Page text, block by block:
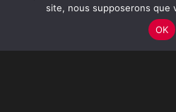
site, nous supposerons que
OK